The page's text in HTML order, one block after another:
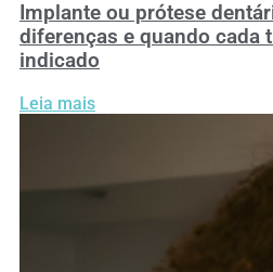
Implante ou prótese
diferenças e quando cada
indicado
Leia mais